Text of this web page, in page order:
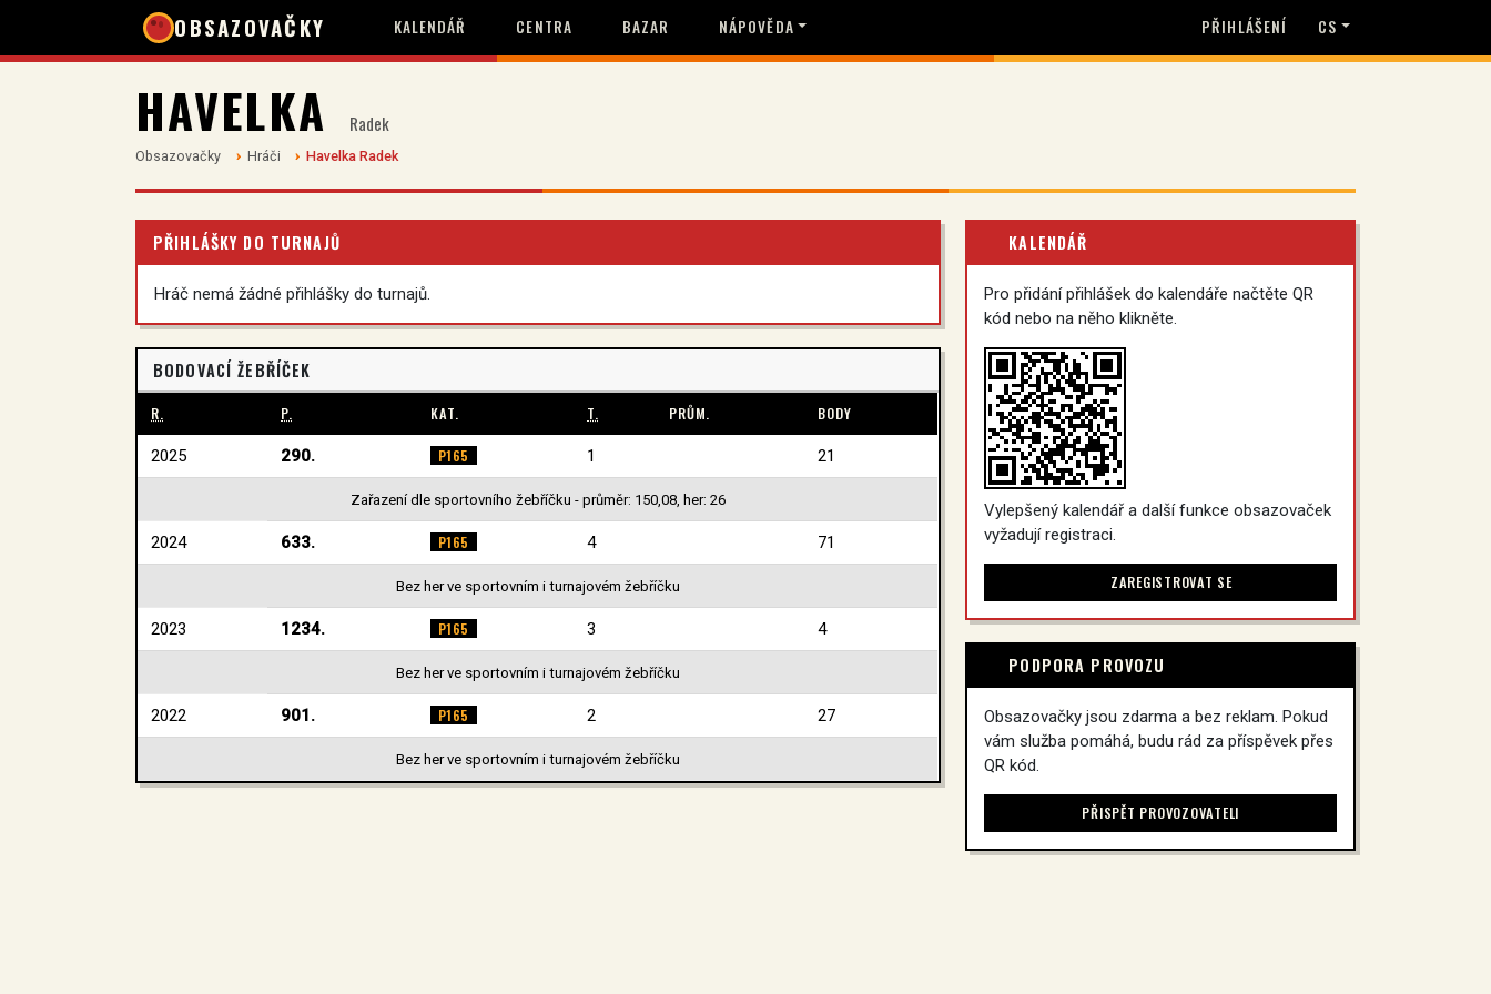
OBSAZOVAČKY KALENDÁŘ CENTRA BAZAR NÁPOVĚDA PŘIHLÁŠENÍ CS
HAVELKA Radek
Obsazovačky Hráči Havelka Radek
PŘIHLÁŠKY DO TURNAJŮ
Hráč nemá žádné přihlášky do turnajů.
BODOVACÍ ŽEBŘÍČEK
R. P. KAT. T. PRŮM. BODY
2025 290. P165 1 21
Zařazení dle sportovního žebříčku - průměr: 150,08, her: 26
2024 633. P165 4 71
Bez her ve sportovním i turnajovém žebříčku
2023 1234. P165 3 4
Bez her ve sportovním i turnajovém žebříčku
2022 901. P165 2 27
Bez her ve sportovním i turnajovém žebříčku
KALENDÁŘ
Pro přidání přihlášek do kalendáře načtěte QR
kód nebo na něho klikněte.
Vylepšený kalendář a další funkce obsazovaček
vyžadují registraci.
ZAREGISTROVAT SE
PODPORA PROVOZU
Obsazovačky jsou zdarma a bez reklam. Pokud
vám služba pomáhá, budu rád za příspěvek přes
QR kód.
PŘISPĚT PROVOZOVATELI